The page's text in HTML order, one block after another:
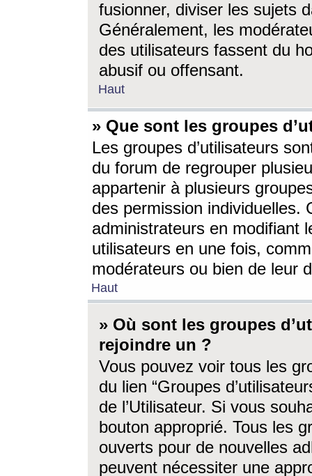
fusionner, diviser les sujets
Généralement, les
des utilisateurs fassent du
abusif ou offensant.
Haut
» Que sont les groupes
Les groupes d’utilisateurs
du forum de regrouper
appartenir à plusieurs
des permission individuelles.
administrateurs en modifiant
utilisateurs en une fois,
modérateurs ou bien de leur
Haut
» Où sont les groupes
rejoindre un ?
Vous pouvez voir tous les
du lien “Groupes
de l’Utilisateur. Si vous
bouton approprié. Tous les
ouverts pour de nouvelles
peuvent nécessiter une